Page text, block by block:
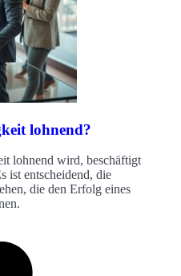
lohnend?
lohnend wird, beschäftigt
ist entscheidend, die
die den Erfolg eines